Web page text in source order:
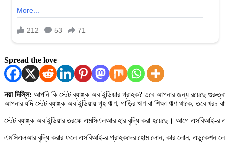
Spread the love
নয়া দিল্লি: আপনি কি স্টেট ব্যাঙ্ক অব ইন্ডিয়ার গ্রাহক? তবে আপনার জন্য রয়েছে
আপনার যদি স্টেট ব্যাঙ্ক অব ইন্ডিয়ায় গৃহ ঋণ, গাড়ির ঋণ বা শিক্ষা ঋণ থাকে, তবে
স্টেট ব্যাঙ্ক অব ইন্ডিয়ার তরফে এমসিএলআর হার বৃদ্ধি করা হয়েছে। আগে
এমসিএলআর বৃদ্ধি করার ফলে এসবিআই-র গ্রাহকদের হোম লোন, কার লোন, এডুকেশন